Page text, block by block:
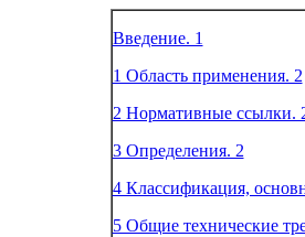
Введение. 1
1 Область применения. 2
2 Нормативные ссылки.
3 Определения. 2
4 Классификация,
5 Общие технические